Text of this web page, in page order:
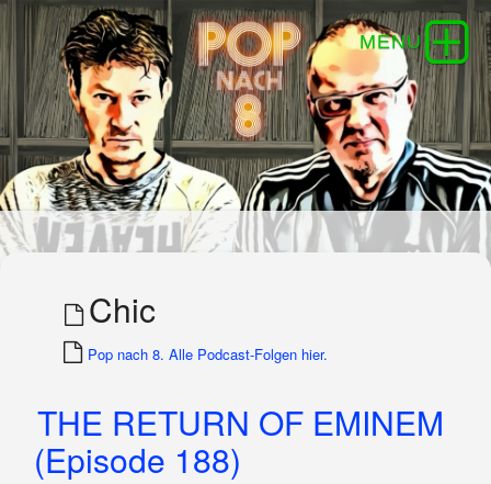
Chic
Pop nach 8. Alle Podcast-Folgen hier.
THE RETURN OF EMINEM
(Episode 188)